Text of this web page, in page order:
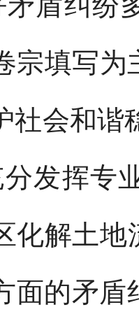
宗填写为
社会和谐
发挥专
化解土
面的矛